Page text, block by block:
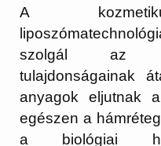
A
szolgál az
tulajdonságainak
anyagok eljutnak
egészen a
a biológiai